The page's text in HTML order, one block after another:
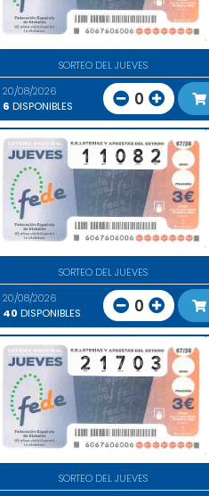
SORTEO DEL JUEVES
20/08/2026
6 DISPONIBLES 0
SORTEO DEL JUEVES
20/08/2026
40 DISPONIBLES 0
SORTEO DEL JUEVES